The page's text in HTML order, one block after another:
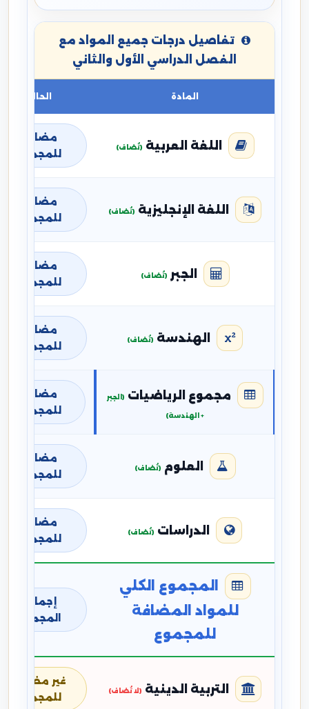
تفاصيل درجات جميع المواد مع
الفصل الدراسي الأول والثاني
المادة الحالة
اللغة العربية (تُضاف)
مضافة
للمجموع
اللغة الإنجليزية (تُضاف)
مضافة
للمجموع
الجبر (تُضاف)
مضافة
للمجموع
الهندسة (تُضاف)
مضافة
للمجموع
مجموع الرياضيات (الجبر
+ الهندسة)
مضافة
للمجموع
العلوم (تُضاف)
مضافة
للمجموع
الدراسات (تُضاف)
مضافة
للمجموع
المجموع الكلي
للمواد المضافة
للمجموع
إجمالي
المجموع
التربية الدينية (لا تُضاف)
غير مضافة
للمجموع